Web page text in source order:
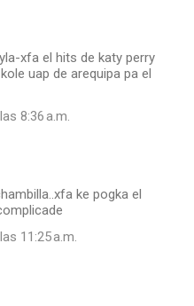
xfa el hits de katy perry
uap de arequipa pa el
8:36 a.m.
ke pogka el
11:25 a.m.